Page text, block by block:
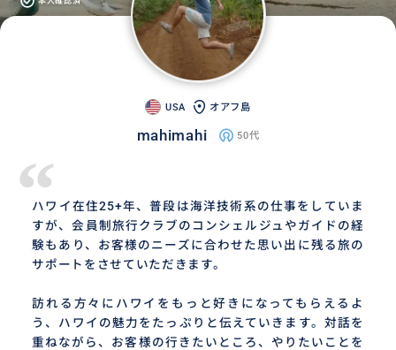
USA オアフ島
mahimahi 50代
“
ハワイ在住25+年、普段は海洋技術系の仕事をしていま
すが、会員制旅行クラブのコンシェルジュやガイドの経
験もあり、お客様のニーズに合わせた思い出に残る旅の
サポートをさせていただきます。
訪れる方々にハワイをもっと好きになってもらえるよ
う、ハワイの魅力をたっぷりと伝えていきます。対話を
重ねながら、お客様の行きたいところ、やりたいことを